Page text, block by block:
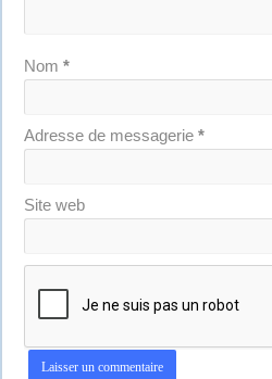
Nom*
Adresse de messagerie*
Site web